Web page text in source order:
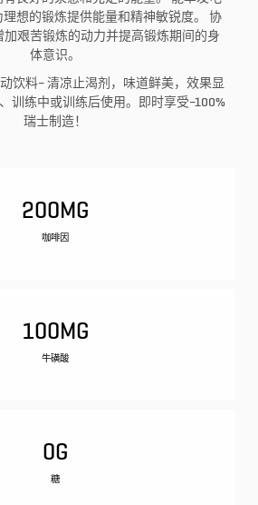
想的锻炼提供能量和精神敏锐度。 协
加艰苦锻炼的动力并提高锻炼期间的身
体意识。
饮料– 清凉止渴剂，味道鲜美，效果显
训练中或训练后使用。即时享受–100%
瑞士制造！
200MG
咖啡因
100MG
牛磺酸
0G
糖